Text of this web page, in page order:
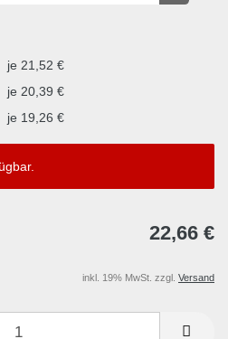
je 21,52 €
je 20,39 €
je 19,26 €
22,66 €
inkl. 19% MwSt. zzgl. Versand